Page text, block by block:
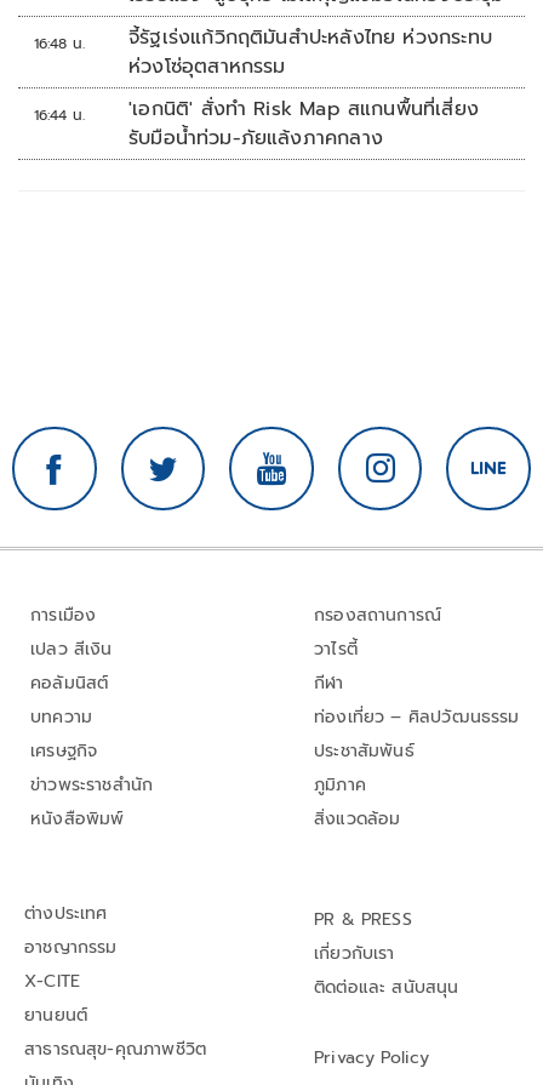
16:48 น.
จี้รัฐเร่งแก้วิกฤติมันสำปะหลังไทย ห่วงกระทบ
ห่วงโซ่อุตสาหกรรม
16:44 น.
'เอกนิติ' สั่งทำ Risk Map สแกนพื้นที่เสี่ยง
รับมือน้ำท่วม-ภัยแล้งภาคกลาง
การเมือง
เปลว สีเงิน
คอลัมนิสต์
บทความ
เศรษฐกิจ
ข่าวพระราชสำนัก
หนังสือพิมพ์
กรองสถานการณ์
วาไรตี้
กีฬา
ท่องเที่ยว – ศิลปวัฒนธรรม
ประชาสัมพันธ์
ภูมิภาค
สิ่งแวดล้อม
ต่างประเทศ
อาชญากรรม
X-CITE
ยานยนต์
สาธารณสุข-คุณภาพชีวิต
PR & PRESS
เกี่ยวกับเรา
ติดต่อและ สนับสนุน
Privacy Policy